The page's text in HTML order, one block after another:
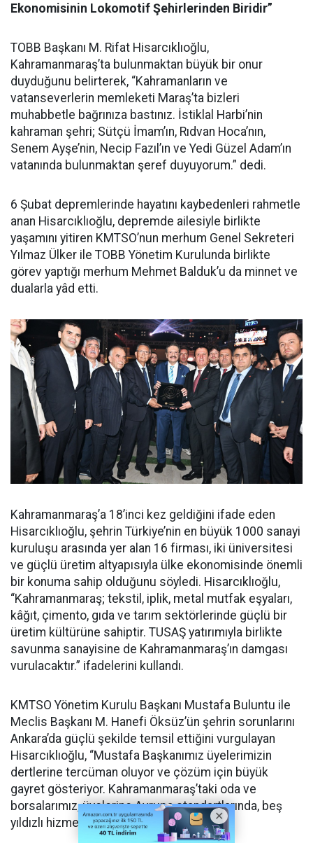
Ekonomisinin Lokomotif Şehirlerinden Biridir”
TOBB Başkanı M. Rifat Hisarcıklıoğlu,
Kahramanmaraş’ta bulunmaktan büyük bir onur
duyduğunu belirterek, “Kahramanların ve
vatanseverlerin memleketi Maraş’ta bizleri
muhabbetle bağrınıza bastınız. İstiklal Harbi’nin
kahraman şehri; Sütçü İmam’ın, Rıdvan Hoca’nın,
Senem Ayşe’nin, Necip Fazıl’ın ve Yedi Güzel Adam’ın
vatanında bulunmaktan şeref duyuyorum.” dedi.
6 Şubat depremlerinde hayatını kaybedenleri rahmetle
anan Hisarcıklıoğlu, depremde ailesiyle birlikte
yaşamını yitiren KMTSO’nun merhum Genel Sekreteri
Yılmaz Ülker ile TOBB Yönetim Kurulunda birlikte
görev yaptığı merhum Mehmet Balduk’u da minnet ve
dualarla yâd etti.
Kahramanmaraş’a 18’inci kez geldiğini ifade eden
Hisarcıklıoğlu, şehrin Türkiye’nin en büyük 1000 sanayi
kuruluşu arasında yer alan 16 firması, iki üniversitesi
ve güçlü üretim altyapısıyla ülke ekonomisinde önemli
bir konuma sahip olduğunu söyledi. Hisarcıklıoğlu,
“Kahramanmaraş; tekstil, iplik, metal mutfak eşyaları,
kâğıt, çimento, gıda ve tarım sektörlerinde güçlü bir
üretim kültürüne sahiptir. TUSAŞ yatırımıyla birlikte
savunma sanayisine de Kahramanmaraş’ın damgası
vurulacaktır.” ifadelerini kullandı.
KMTSO Yönetim Kurulu Başkanı Mustafa Buluntu ile
Meclis Başkanı M. Hanefi Öksüz’ün şehrin sorunlarını
Ankara’da güçlü şekilde temsil ettiğini vurgulayan
Hisarcıklıoğlu, “Mustafa Başkanımız üyelerimizin
dertlerine tercüman oluyor ve çözüm için büyük
gayret gösteriyor. Kahramanmaraş’taki oda ve
borsalarımız, üyelerine Avrupa standartlarında, beş
yıldızlı hizmet sunuyor.” diye konuştu.